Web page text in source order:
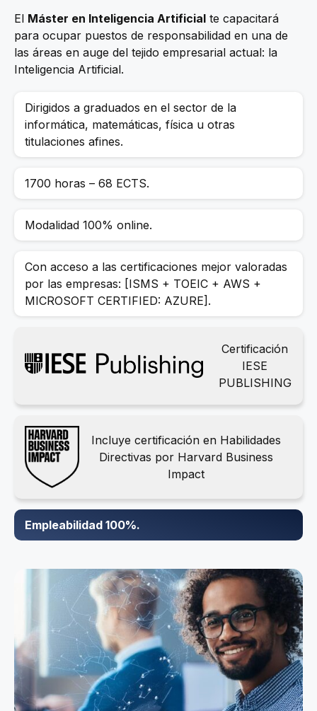
El Máster en Inteligencia Artificial te capacitará
para ocupar puestos de responsabilidad en una de
las áreas en auge del tejido empresarial actual: la
Inteligencia Artificial.
Dirigidos a graduados en el sector de la
informática, matemáticas, física u otras
titulaciones afines.
1700 horas – 68 ECTS.
Modalidad 100% online.
Con acceso a las certificaciones mejor valoradas
por las empresas: [ISMS + TOEIC + AWS +
MICROSOFT CERTIFIED: AZURE].
Certificación
IESE
PUBLISHING
Incluye certificación en Habilidades
Directivas por Harvard Business
Impact
Empleabilidad 100%.